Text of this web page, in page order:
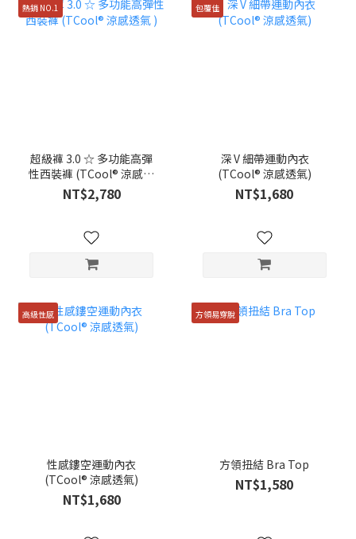
熱銷 NO.1
超級褲 3.0 ☆ 多功能高彈
性西裝褲 (TCool® 涼感透
氣 )
NT$2,780
包覆佳
深 V 細帶運動內衣
(TCool® 涼感透氣)
NT$1,680
高級性感
性感鏤空運動內衣
(TCool® 涼感透氣)
NT$1,680
方領易穿脫
方領扭結 Bra Top
NT$1,580